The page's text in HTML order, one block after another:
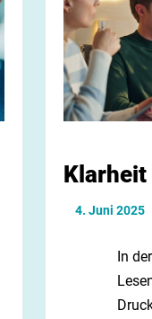
4. Juni 2025
In